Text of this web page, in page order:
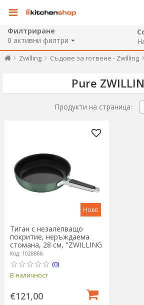
Филтриране
0 активни филтри
Zwilling Съдове за готвене - Zwilling
Pure
Продукти на страница:
Ново
Тиган с незалепващо
покритие, неръждаема
стомана, 28 см, "ZWILLING
Pure", зелен - Zwilling
Код: 1028866
(0)
В наличност
€121,00